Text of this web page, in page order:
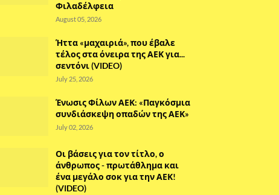
Φιλαδέλφεια
August 05, 2026
Ήττα «μαχαιριά», που έβαλε
τέλος στα όνειρα της ΑΕΚ για...
σεντόνι (VIDEO)
July 25, 2026
Ένωσις Φίλων ΑΕΚ: «Παγκόσμια
συνδιάσκεψη οπαδών της ΑΕΚ»
July 02, 2026
Οι βάσεις για τον τίτλο, ο
άνθρωπος - πρωτάθλημα και
ένα μεγάλο σοκ για την ΑΕΚ!
(VIDEO)